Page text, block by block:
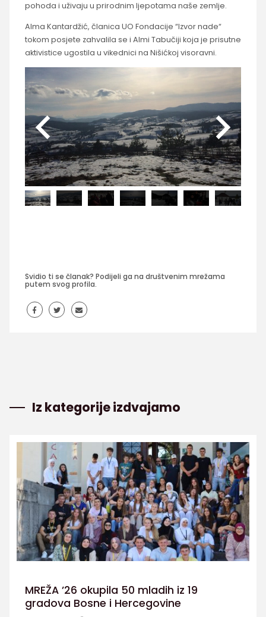
pohoda i uživaju u prirodnim ljepotama naše zemlje.
Alma Kantardžić, članica UO Fondacije “Izvor nade“
tokom posjete zahvalila se i Almi Tabučiji koja je prisutne
aktivistice ugostila u vikednici na Nišićkoj visoravni.
Svidio ti se članak? Podijeli ga na društvenim mrežama
putem svog profila.
Iz kategorije izdvajamo
MREŽA ’26 okupila 50 mladih iz 19
gradova Bosne i Hercegovine